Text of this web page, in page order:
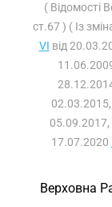
( Відомості
ст.67 ) ( Із
VI від
05.09.2017,
17.07.2020
Верховна